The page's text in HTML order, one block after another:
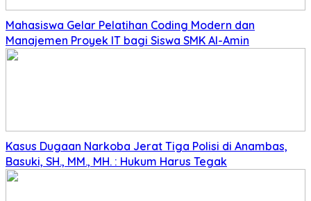
Mahasiswa Gelar Pelatihan Coding Modern dan
Manajemen Proyek IT bagi Siswa SMK Al-Amin
Kasus Dugaan Narkoba Jerat Tiga Polisi di Anambas,
Basuki, SH., MM., MH. : Hukum Harus Tegak